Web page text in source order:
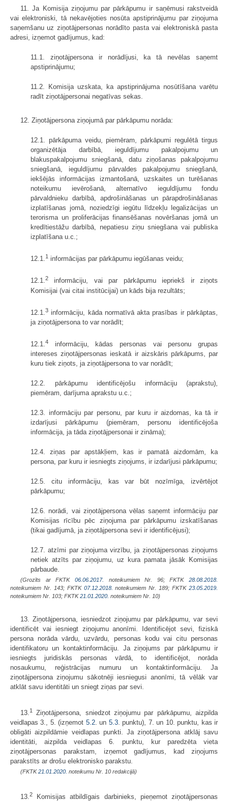
11. Ja Komisija ziņojumu par pārkāpumu ir saņēmusi rakstveidā
vai elektroniski, tā nekavējoties nosūta apstiprinājumu par ziņojuma
saņemšanu uz ziņotājpersonas norādīto pasta vai elektroniskā pasta
adresi, izņemot gadījumus, kad:
11.1. ziņotājpersona ir norādījusi, ka tā nevēlas saņemt
apstiprinājumu;
11.2. Komisija uzskata, ka apstiprinājuma nosūtīšana varētu
radīt ziņotājpersonai negatīvas sekas.
12. Ziņotājpersona ziņojumā par pārkāpumu norāda:
12.1. pārkāpuma veidu, piemēram, pārkāpumi regulētā tirgus
organizētāja darbībā, ieguldījumu pakalpojumu un
blakuspakalpojumu sniegšanā, datu ziņošanas pakalpojumu
sniegšanā, ieguldījumu pārvaldes pakalpojumu sniegšanā,
iekšējās informācijas izmantošanā, uzskaites un turēšanas
noteikumu ievērošanā, alternatīvo ieguldījumu fondu
pārvaldnieku darbībā, apdrošināšanas un pārapdrošināšanas
izplatīšanas jomā, noziedzīgi iegūtu līdzekļu legalizācijas un
terorisma un proliferācijas finansēšanas novēršanas jomā un
kredītiestāžu darbībā, nepatiesu ziņu sniegšana vai publiska
izplatīšana u.c.;
12.1.1 informācijas par pārkāpumu iegūšanas veidu;
12.1.2
informāciju, vai par pārkāpumu iepriekš ir ziņots
Komisijai (vai citai institūcijai) un kāds bija rezultāts;
12.1. 3 informāciju, kāda normatīvā akta prasības ir pārkāptas,
ja ziņotājpersona to var norādīt;
12.1.4
informāciju, kādas personas vai personu grupas
intereses ziņotājpersonas ieskatā ir aizskāris pārkāpums, par
kuru tiek ziņots, ja ziņotājpersona to var norādīt;
12.2. pārkāpumu identificējošu informāciju (aprakstu),
piemēram, darījuma aprakstu u.c.;
12.3. informāciju par personu, par kuru ir aizdomas, ka tā ir
izdarījusi pārkāpumu (piemēram, personu identificējoša
informācija, ja tāda ziņotājpersonai ir zināma);
12.4. ziņas par apstākļiem, kas ir pamatā aizdomām, ka
persona, par kuru ir iesniegts ziņojums, ir izdarījusi pārkāpumu;
12.5. citu informāciju, kas var būt nozīmīga, izvērtējot
pārkāpumu;
12.6. norādi, vai ziņotājpersona vēlas saņemt informāciju par
Komisijas rīcību pēc ziņojuma par pārkāpumu izskatīšanas
(tikai gadījumā, ja ziņotājpersona sevi ir identificējusi);
12.7. atzīmi par ziņojuma virzību, ja ziņotājpersonas ziņojums
netiek atzīts par ziņojumu, uz kura pamata jāsāk Komisijas
pārbaude.
(Grozīts ar FKTK 06.06.2017. noteikumiem Nr. 96; FKTK 28.08.2018.
noteikumiem Nr. 143; FKTK 07.12.2018. noteikumiem Nr. 189; FKTK23.05.2019.
noteikumiem Nr. 103; FKTK21.01.2020. noteikumiem Nr. 10)
13. Ziņotājpersona, iesniedzot ziņojumu par pārkāpumu, var sevi
identificēt vai iesniegt ziņojumu anonīmi. Identificējot sevi, fiziskā
persona norāda vārdu, uzvārdu, personas kodu vai citu personas
identifikatoru un kontaktinformāciju. Ja ziņojums par pārkāpumu ir
iesniegts juridiskās personas vārdā, to identificējot, norāda
nosaukumu, reģistrācijas numuru un kontaktinformāciju. Ja
ziņotājpersona ziņojumu sākotnēji iesniegusi anonīmi, tā vēlāk var
atklāt savu identitāti un sniegt ziņas par sevi.
13.1
Ziņotājpersona, sniedzot ziņojumu par pārkāpumu, aizpilda
veidlapas 3., 5. (izņemot 5.2. un 5.3. punktu), 7. un 10. punktu, kas ir
obligāti aizpildāmie veidlapas punkti. Ja ziņotājpersona atklāj savu
identitāti, aizpilda veidlapas 6. punktu, kur paredzēta vieta
ziņotājpersonas parakstam, izņemot gadījumus, kad ziņojums
parakstīts ar drošu elektronisko parakstu.
(FKTK21.01.2020. noteikumu Nr. 10 redakcijā)
13.2
Komisijas atbildīgais darbinieks, pieņemot ziņotājpersonas